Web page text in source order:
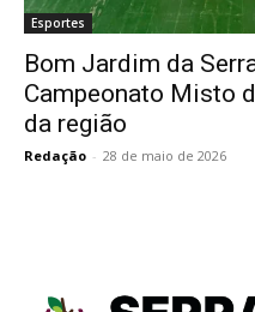
Esportes
Bom Jardim da
Campeonato Misto
da região
Redação - 28 de maio de 2026